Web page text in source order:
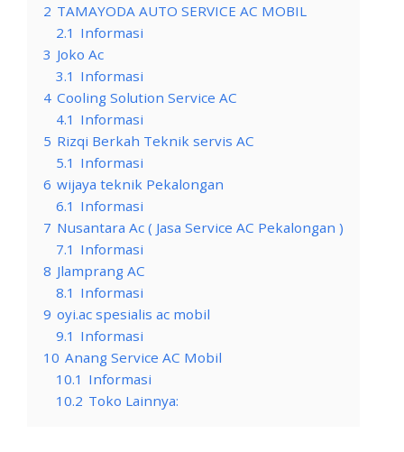
2 TAMAYODA AUTO SERVICE AC MOBIL
2.1 Informasi
3 Joko Ac
3.1 Informasi
4 Cooling Solution Service AC
4.1 Informasi
5 Rizqi Berkah Teknik servis AC
5.1 Informasi
6 wijaya teknik Pekalongan
6.1 Informasi
7 Nusantara Ac ( Jasa Service AC Pekalongan )
7.1 Informasi
8 Jlamprang AC
8.1 Informasi
9 oyi.ac spesialis ac mobil
9.1 Informasi
10 Anang Service AC Mobil
10.1 Informasi
10.2 Toko Lainnya: